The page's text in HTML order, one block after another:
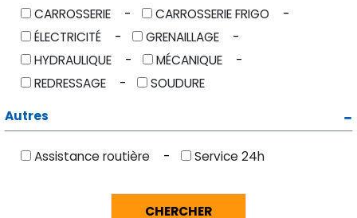
CARROSSERIE
CARROSSERIE FRIGO
ÉLECTRICITÉ
GRENAILLAGE
HYDRAULIQUE
MÉCANIQUE
REDRESSAGE
SOUDURE
Autres
Assistance routière Service 24h